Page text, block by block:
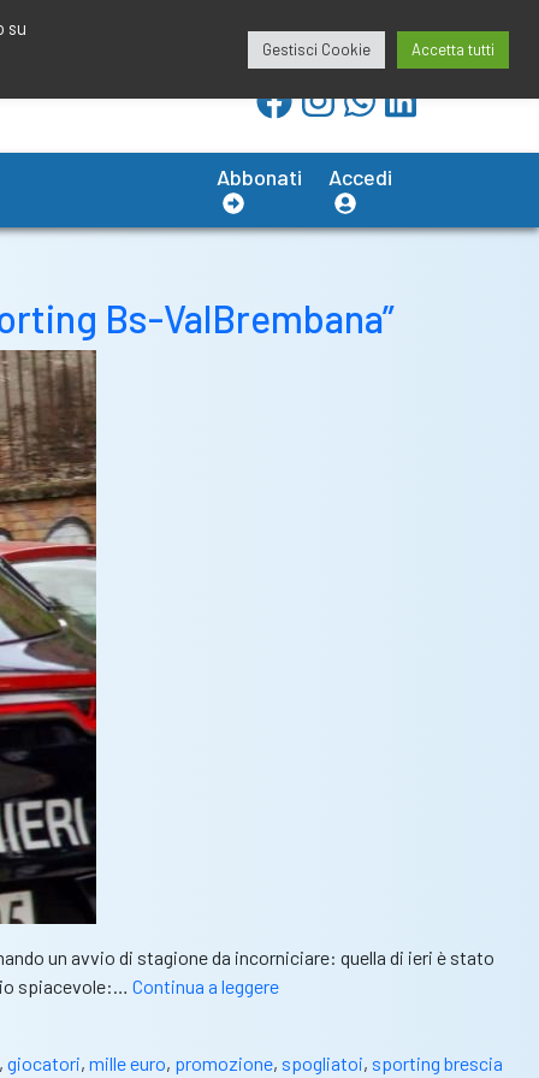
redazione@calciobresciano.it
Abbonati Accedi
Bs-ValBrembana”
un avvio di stagione da incorniciare: quella di ieri è stato
spiacevole:… Continua a leggereRass.stampa
“Rubati
, giocatori, mille euro, promozione, spogliatoi, sporting brescia
su
Gestisci Cookie Accetta tutti